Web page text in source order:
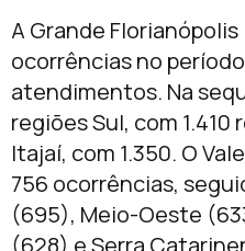
A Grande
ocorrências no
atendimentos. Na
regiões Sul, com 1.410
Itajaí, com 1.350. O
756 ocorrências,
(695), Meio-Oeste
(628) e Serra